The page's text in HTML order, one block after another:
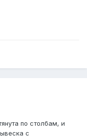
по столбам, и
с